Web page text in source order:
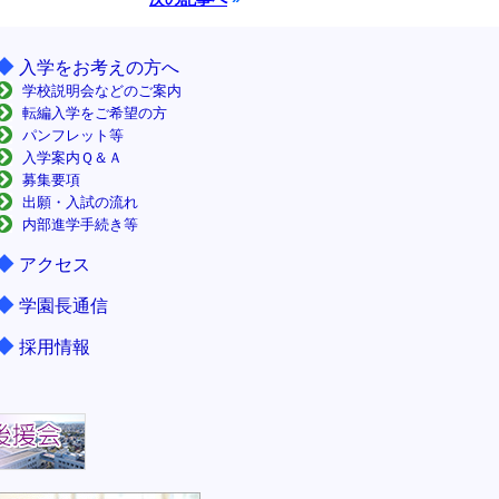
入学をお考えの方へ
学校説明会などのご案内
転編入学をご希望の方
パンフレット等
入学案内Ｑ＆Ａ
募集要項
出願・入試の流れ
内部進学手続き等
アクセス
学園長通信
採用情報